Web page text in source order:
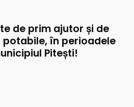
de prim ajutor și de
în perioadele
Pitești!